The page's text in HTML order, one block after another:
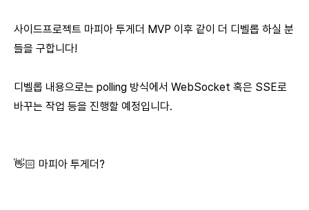
사이드프로젝트 마피아 투게더 MVP 이후 같이 더 디벨롭 하실 분
들을 구합니다!
디벨롭 내용으로는 polling 방식에서 WebSocket 혹은 SSE로
바꾸는 작업 등을 진행할 예정입니다.
👋🏻 마피아 투게더?